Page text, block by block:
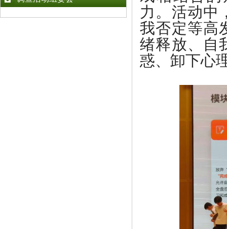
力。活动中
我否定等高
绪释放、自
惑、卸下心